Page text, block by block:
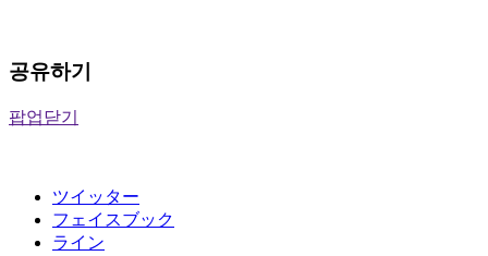
공유하기
팝업닫기
ツイッター
フェイスブック
ライン